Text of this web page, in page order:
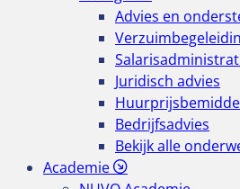
Advies en
Juridisch advies
Bedrijfsadvies
Bekijk alle
Academie